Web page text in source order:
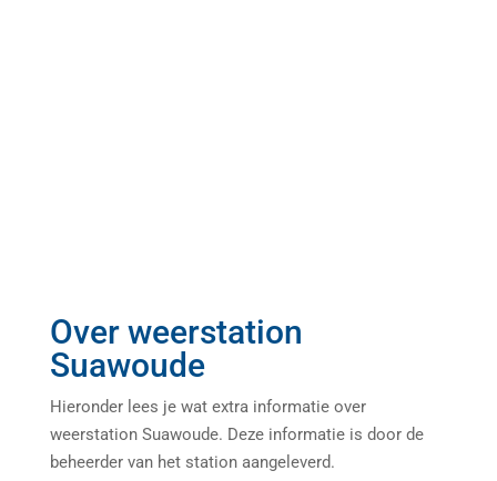
Over weerstation
Suawoude
Hieronder lees je wat extra informatie over
weerstation Suawoude. Deze informatie is door de
beheerder van het station aangeleverd.